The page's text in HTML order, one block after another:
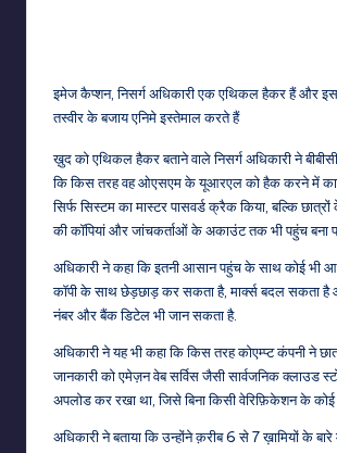
इमेज कैप्शन,निसर्ग अधिकारी एक एथिकल हैकर हैं और
तस्वीर के बजाय एनिमे इस्तेमाल करते हैं
ख़ुद को एथिकल हैकर बताने वाले निसर्ग अधिकारी ने
कि किस तरह वह ओएसएम के यूआरएल को हैक करने में
सिर्फ सिस्टम का मास्टर पासवर्ड क्रैक किया, बल्कि छात्रों
की कॉपियां और जांचकर्ताओं के अकाउंट तक भी पहुंच बना
अधिकारी ने कहा कि इतनी आसान पहुंच के साथ कोई भी
कॉपी के साथ छेड़छाड़ कर सकता है, मार्क्स बदल सकता है
नंबर और बैंक डिटेल भी जान सकता है.
अधिकारी ने यह भी कहा कि किस तरह कोएम्प्ट कंपनी ने
जानकारी को एमेज़न वेब सर्विस जैसी सार्वजनिक क्लाउड
अपलोड कर रखा था, जिसे बिना किसी वेरिफ़िकेशन के
अधिकारी ने बताया कि उन्होंने क़रीब 6 से 7 ख़ामियों के बारे